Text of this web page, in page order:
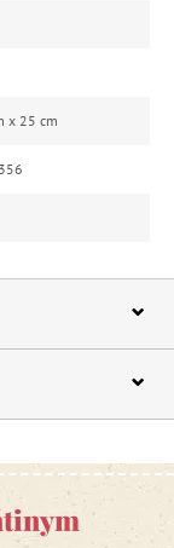
x 25 cm